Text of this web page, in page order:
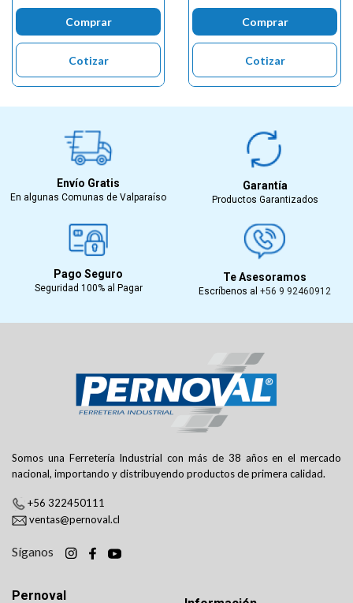
Comprar
Cotizar
Comprar
Cotizar
Envío Gratis
En algunas Comunas de Valparaíso
Garantía
Productos Garantizados
Pago Seguro
Seguridad 100% al Pagar
Te Asesoramos
Escríbenos al +56 9 92460912
Somos una Ferretería Industrial con más de 38 años en el mercado
nacional, importando y distribuyendo productos de primera calidad.
+56 322450111
ventas@pernoval.cl
Síganos
Pernoval